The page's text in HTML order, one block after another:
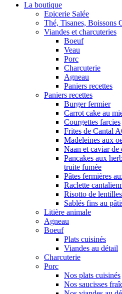
La boutique
Epicerie Salée
Thé, Tisanes, Boissons
Viandes et charcuteries
Boeuf
Veau
Porc
Charcuterie
Agneau
Paniers recettes
Paniers recettes
Burger fermier
Carrot cake au
Courgettes farcies
Frites de Cantal
Madeleines aux
Naan et caviar de
Pancakes aux
truite fumée
Pâtes fermières
Raclette
Risotto de
Sablés fins au
Litière animale
Agneau
Boeuf
Plats cuisinés
Viandes au détail
Charcuterie
Porc
Nos plats cuisinés
Nos saucisses